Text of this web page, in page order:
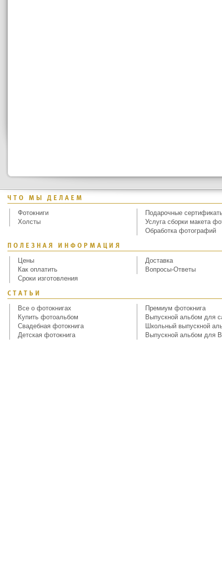
ЧТО МЫ ДЕЛАЕМ
Фотокниги
Холсты
Подарочные
Услуга сборки макета
Обработка фотографий
ПОЛЕЗНАЯ ИНФОРМАЦИЯ
Цены
Как оплатить
Сроки изготовления
Доставка
Вопросы-Ответы
СТАТЬИ
Все о фотокнигах
Купить фотоальбом
Свадебная фотокнига
Детская фотокнига
Премиум фотокнига
Выпускной альбом для
Школьный выпускной
Выпускной альбом для